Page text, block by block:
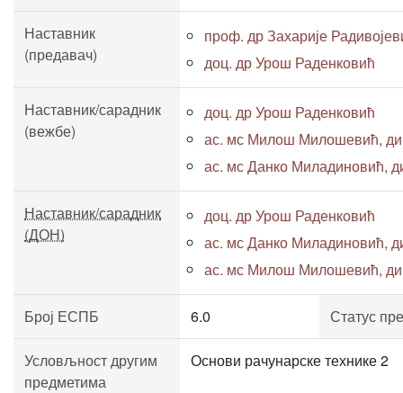
Наставник
(предавач)
проф. др Захарије
доц. др Урош Раденковић
Наставник/сарадник
(вежбе)
доц. др Урош Раденковић
ас. мс Милош Милошевић,
ас. мс Данко Миладиновић,
Наставник/сарадник
(ДОН)
доц. др Урош Раденковић
ас. мс Данко Миладиновић,
ас. мс Милош Милошевић,
Број ЕСПБ 6.0 Статус
Условљност другим
предметима
Основи рачунарске технике 2